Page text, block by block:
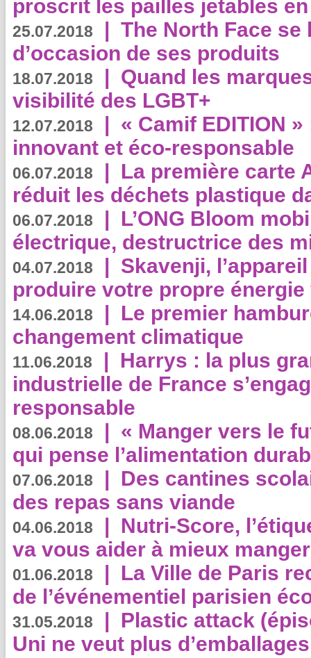
proscrit les pailles jetables
25.07.2018 | The North Face se
d’occasion de ses produits
18.07.2018 | Quand les
visibilité des LGBT+
12.07.2018 | « Camif EDITION
innovant et éco-responsable
06.07.2018 | La première carte
réduit les déchets plastique
06.07.2018 | L’ONG Bloom
électrique, destructrice des
04.07.2018 | Skavenji,
produire votre propre
14.06.2018 | Le premier
changement climatique
11.06.2018 | Harrys : la plus
industrielle de France
responsable
08.06.2018 | « Manger vers le
qui pense l’alimentation
07.06.2018 | Des cantines
des repas sans viande
04.06.2018 | Nutri-Score,
va vous aider à mieux
01.06.2018 | La Ville de Paris
de l’événementiel parisien
31.05.2018 | Plastic attack
Uni ne veut plus